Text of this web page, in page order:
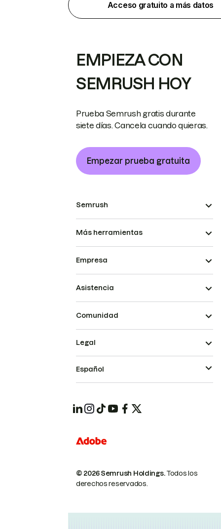
Acceso gratuito a más datos
EMPIEZA CON
SEMRUSH HOY
Prueba Semrush gratis durante
siete días. Cancela cuando quieras.
Empezar prueba gratuita
Semrush
Más herramientas
Empresa
Asistencia
Comunidad
© 2026 Semrush Holdings.Todos los
derechos reservados.
Legal
Español